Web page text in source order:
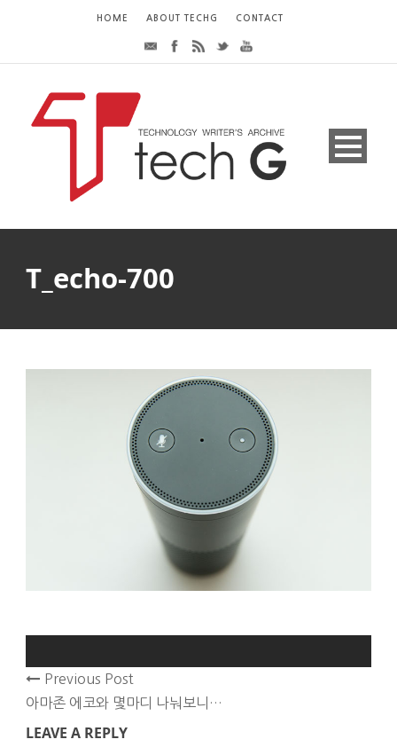
HOME ABOUT TECHG CONTACT
T_echo-700
Previous Post
아마존 에코와 몇마디 나눠보니…
LEAVE A REPLY